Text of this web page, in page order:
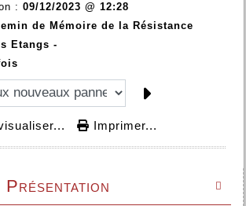

Présentation
: 09/12/2023 @ 12:28
de Mémoire de la Résistance
Etangs -
Imprimer...